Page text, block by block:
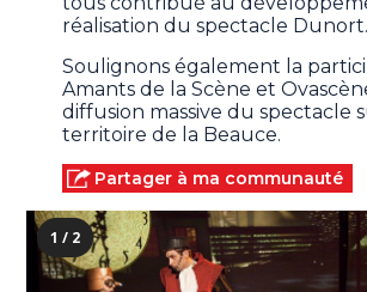
réalisation du spectacle Dunort.
Soulignons également la
Amants de la Scène et
diffusion massive du spectacle
territoire de la Beauce.
Partager à ma communauté
1 / 2